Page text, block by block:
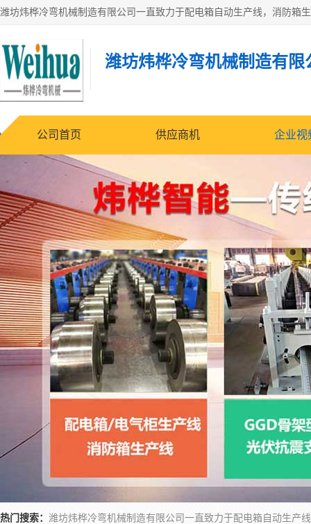
潍坊炜桦冷弯机械制造有限
公司首页 供应商机 企业视
热门搜索：